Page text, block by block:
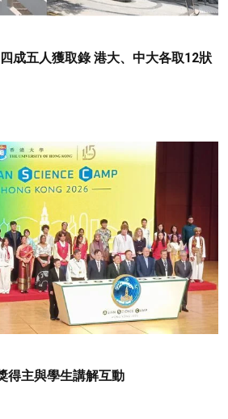
成五人獲取錄 港大、中大各取12狀
得主與學生講解互動